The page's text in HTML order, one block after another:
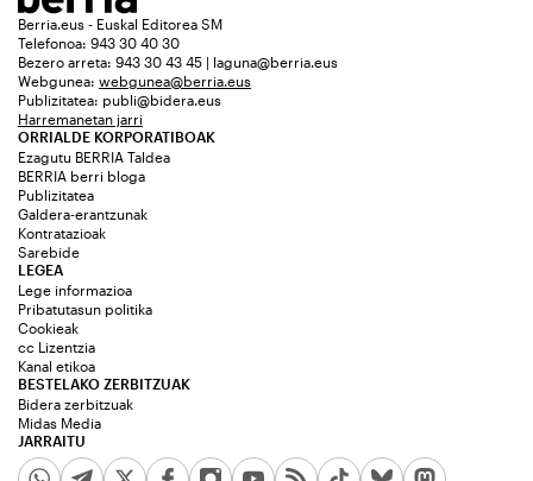
Berria.eus - Euskal Editorea SM
Telefonoa: 943 30 40 30
Bezero arreta: 943 30 43 45 | laguna@berria.eus
Webgunea: webgunea@berria.eus
Publizitatea: publi@bidera.eus
Harremanetan jarri
ORRIALDE KORPORATIBOAK
Ezagutu BERRIA Taldea
BERRIA berri bloga
Publizitatea
Galdera-erantzunak
Kontratazioak
Sarebide
JARRAITU
LEGEA
Lege informazioa
Pribatutasun politika
Cookieak
cc Lizentzia
Kanal etikoa
BESTELAKO ZERBITZUAK
Bidera zerbitzuak
Midas Media